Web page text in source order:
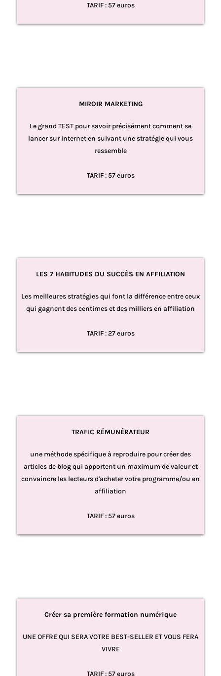
TARIF : 57 euros
MIROIR MARKETING
Le grand TEST pour savoir précisément comment se
lancer sur internet en suivant une stratégie qui vous
ressemble
TARIF : 57 euros
LES 7 HABITUDES DU SUCCÈS EN AFFILIATION
Les meilleures stratégies qui font la différence entre ceux
qui gagnent des centimes et des milliers en affiliation
TARIF : 27 euros
TRAFIC RÉMUNÉRATEUR
une méthode spécifique à reproduire pour créer des
articles de blog qui apportent un maximum de valeur et
convaincre les lecteurs d'acheter votre programme/ou en
affiliation
TARIF : 57 euros
Créer sa première formation numérique
UNE OFFRE QUI SERA VOTRE BEST-SELLER ET VOUS FERA
VIVRE
TARIF : 57 euros